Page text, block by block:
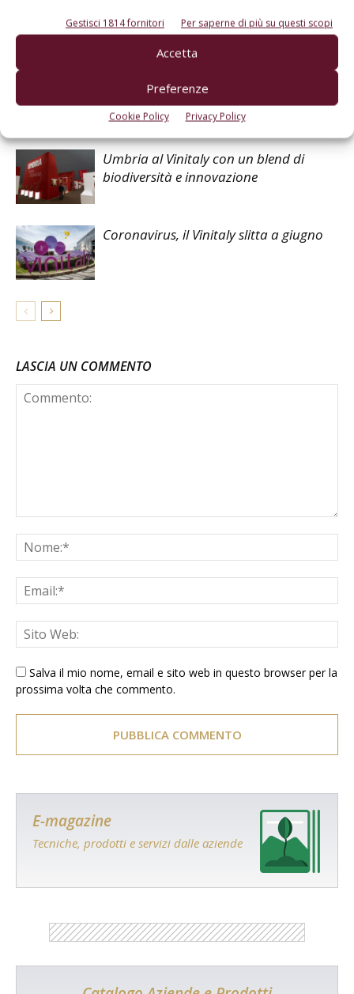
Gestisci 1814 fornitori Per saperne di più su questi scopi
Accetta
Preferenze
Cookie Policy Privacy Policy
Veronafiere-Vinitaly in udienza privata
da Papa Francesco
Umbria al Vinitaly con un blend di
biodiversità e innovazione
Coronavirus, il Vinitaly slitta a giugno
LASCIA UN COMMENTO
Salva il mio nome, email e sito web in questo browser per la
prossima volta che commento.
E-magazine
Tecniche, prodotti e servizi dalle aziende